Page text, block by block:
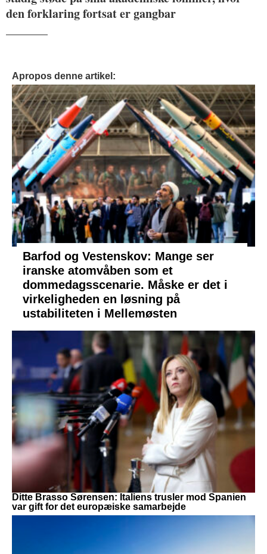
den forklaring fortsat er gangbar
Apropos denne artikel:
Barfod og Vestenskov: Mange ser
iranske atomvåben som et
dommedagsscenarie. Måske er det i
virkeligheden en løsning på
ustabiliteten i Mellemøsten
Ditte Brasso Sørensen: Italiens trusler mod Spanien
var gift for det europæiske samarbejde